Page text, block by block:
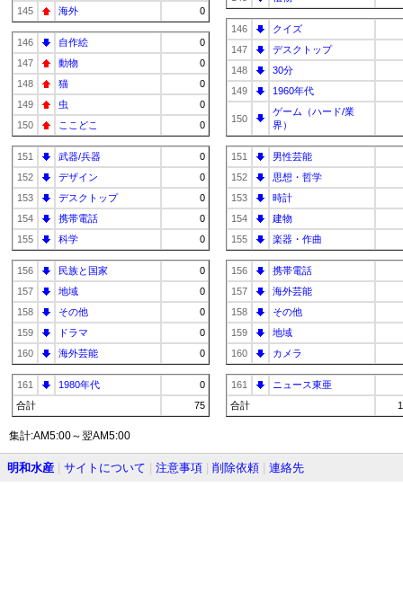
145
海外 0
146 自作絵
0
147
動物
0
148
猫
0
149
虫
0
150
ここどこ 0
151 武器/兵器
0
152
デザイン
0
153
デスクトップ
0
154
携帯電話
0
155
科学 0
156 民族と国家
0
157
地域
0
158
その他
0
159
ドラマ
0
160
海外芸能 0
161 1980年代
0
合計
75
146
クイズ
147
デスクトップ
148
30分
149
1960年代
150
ゲーム（ハード/業
界）
151
男性芸能
152
思想・哲学
153
時計
154
建物
155
楽器・作曲
156
携帯電話
157
海外芸能
158
その他
159
地域
160
カメラ
161
ニュース東亜
合計
集計:AM5:00～翌AM5:00
明和水産 サイトについて 注意事項 削除依頼 連絡先